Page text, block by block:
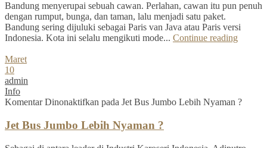
Bandung menyerupai sebuah cawan. Perlahan, cawan itu pun penuh
dengan rumput, bunga, dan taman, lalu menjadi satu paket.
Bandung sering dijuluki sebagai Paris van Java atau Paris versi
Indonesia. Kota ini selalu mengikuti mode... Continue reading
Maret
10
admin
Info
Komentar Dinonaktifkan pada Jet Bus Jumbo Lebih Nyaman ?
Jet Bus Jumbo Lebih Nyaman ?